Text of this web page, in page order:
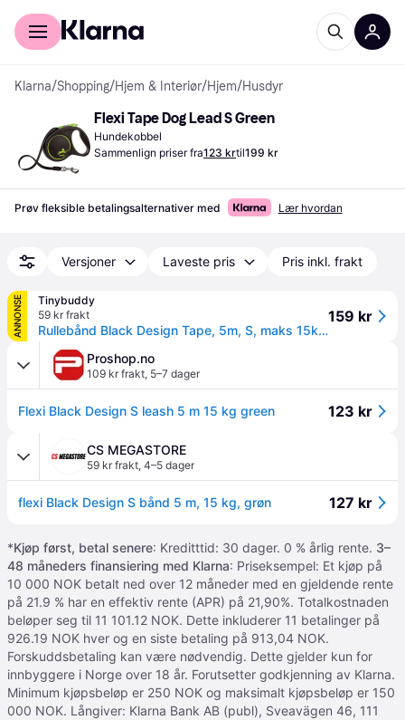
For kunder
Klarna/Shopping/Hjem & Interiør/Hjem/Husdyr
Flexi Tape Dog Lead S Green
Hundekobbel
Sammenlign priser fra123 krtil199 kr
Prøv fleksible betalingsalternativer med Lær hvordan
Versjoner Laveste pris Pris inkl. frakt
ANNONSE
Tinybuddy
59 kr frakt
Rullebånd Black Design Tape, 5m, S, maks 15kg, Grønn
159 kr
Proshop.no
109 kr frakt, 5–7 dager
Flexi Black Design S leash 5 m 15 kg green 123 kr
CS MEGASTORE
59 kr frakt, 4–5 dager
flexi Black Design S bånd 5 m, 15 kg, grøn 127 kr
*Kjøp først, betal senere: Kreditttid: 30 dager. 0 % årlig rente. 3–
48 måneders finansiering med Klarna: Priseksempel: Et kjøp på
10 000 NOK betalt ned over 12 måneder med en gjeldende rente
på 21.9 % har en effektiv rente (APR) på 21,90%. Totalkostnaden
beløper seg til 11 101.12 NOK. Dette inkluderer 11 betalinger på
926.19 NOK hver og en siste betaling på 913,04 NOK.
Forskuddsbetaling kan være nødvendig. Dette gjelder kun for
innbyggere i Norge over 18 år. Forutsetter godkjenning av Klarna.
Minimum kjøpsbeløp er 250 NOK og maksimalt kjøpsbeløp er 150
000 NOK. Långiver: Klarna Bank AB (publ), Sveavägen 46, 111